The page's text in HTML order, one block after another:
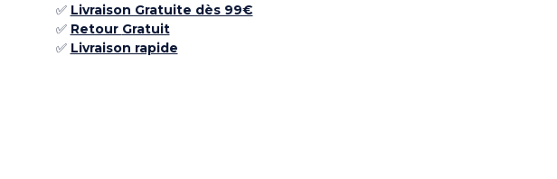
✅ Livraison Gratuite dès 99€
✅ ​ Retour Gratuit
✅​ Livraison rapide